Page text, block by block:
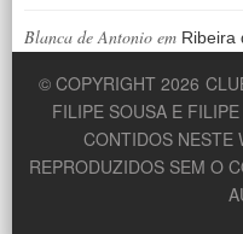
Blanca de Antonio em Ribeira
© COPYRIGHT 2026
FILIPE SOUSA E
CONTIDOS NESTE
REPRODUZIDOS SEM O